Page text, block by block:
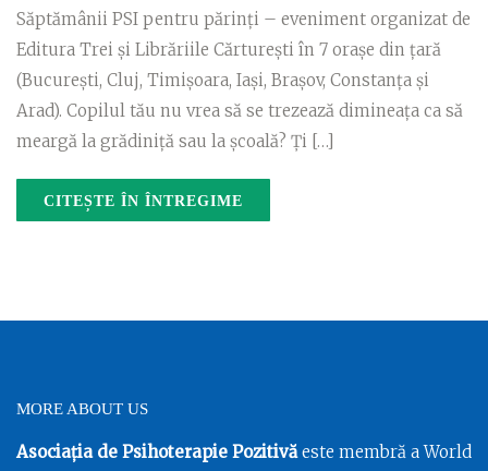
Săptămânii PSI pentru părinți – eveniment organizat de
Editura Trei și Librăriile Cărturești în 7 orașe din țară
(București, Cluj, Timișoara, Iași, Brașov, Constanţa și
Arad). Copilul tău nu vrea să se trezează dimineața ca să
meargă la grădiniță sau la școală? Ți […]
CITEȘTE ÎN ÎNTREGIME
MORE ABOUT US
Asociația de Psihoterapie Pozitivăeste membră a World